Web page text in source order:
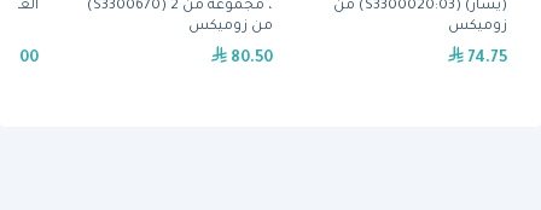
(يسار) (S3300020:03) من
زوميكس
74.75
، مجموعة من 2 (S3300670)
من زوميكس
80.50